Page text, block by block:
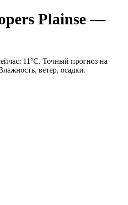
Plainsе —
11°C. Точный прогноз на
ветер, осадки.